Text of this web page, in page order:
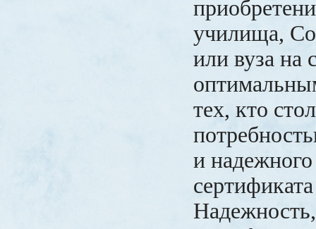
училища,
или вуза на
тех, кто
и